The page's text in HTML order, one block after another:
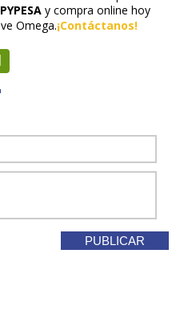
PYPESA y compra online hoy
Omega.¡Contáctanos!